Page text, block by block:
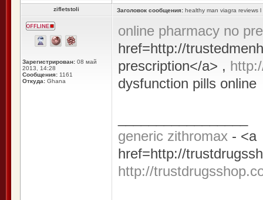
zifletstoli Заголовок сообщения: healthy man viagra reviews
Зарегистрирован: 08 май
2013, 14:28
Сообщения: 1161
Откуда: Ghana
online pharmacy no
href=http://
prescription</a> ,
dysfunction pills online
generic zithromax - <a
href=http://
http://